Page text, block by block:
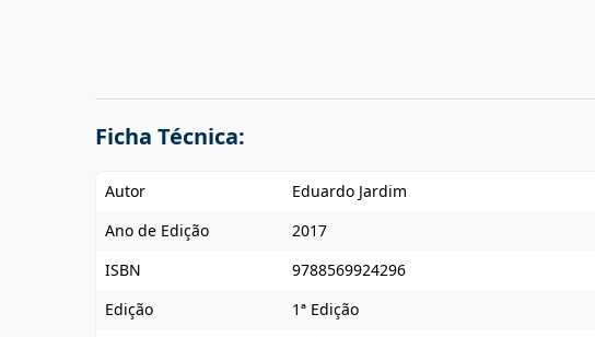
Ficha Técnica:
Autor
Eduardo Jardim
Ano de Edição
2017
ISBN
9788569924296
Edição
1ª Edição